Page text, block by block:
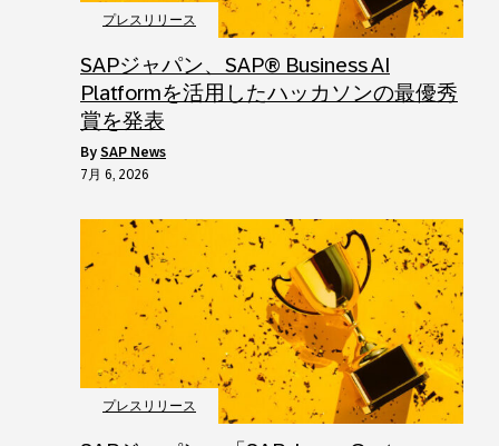
プレスリリース
SAPジャパン、SAP® Business AI
Platformを活用したハッカソンの最優秀
賞を発表
by SAP News
7月 6, 2026
プレスリリース